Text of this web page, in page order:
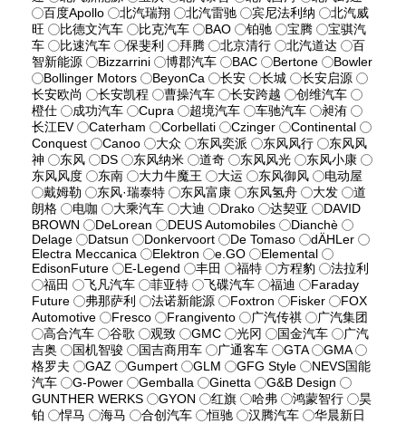
百度Apollo
北汽瑞翔 北汽雷驰 宾尼法利纳
北汽威
旺
比德文汽车 比克汽车 BAO 铂驰 宝腾
宝骐汽
车
比速汽车 保斐利 拜腾 北京清行 北汽道达
百
智新能源
Bizzarrini 博郡汽车 BAC Bertone
Bowler
Bollinger Motors
BeyonCa 长安 长城
长安启源
长安欧尚
长安凯程 曹操汽车 长安跨越
创维汽车
橙仕
成功汽车 Cupra 超境汽车 车驰汽车
昶洧
长江EV
Caterham Corbellati Czinger
Continental
Conquest
Canoo 大众 东风奕派 东风风行
东风风
神
东风 DS 东风纳米 道奇 东风风光
东风小康
东风风度
东南 大力牛魔王 大运 东风御风
电动屋
戴姆勒
东风·瑞泰特 东风富康 东风氢舟 大发
道
朗格
电咖 大乘汽车 大迪 Drako 达契亚
DAVID
BROWN
DeLorean DEUS Automobiles
Dianchè
Delage
Datsun Donkervoort De Tomaso
dÄHLer
Electra Meccanica
Elektron e.GO
Elemental
EdisonFuture
E-Legend 丰田 福特 方程豹
法拉利
福田
飞凡汽车 菲亚特 飞碟汽车 福迪
Faraday
Future
弗那萨利 法诺新能源 Foxtron Fisker
FOX
Automotive
Fresco Frangivento 广汽传祺
广汽集团
高合汽车
谷歌 观致 GMC 光冈 国金汽车
广汽
吉奥
国机智骏 国吉商用车 广通客车 GTA
GMA
格罗夫
GAZ Gumpert GLM GFG Style
NEVS国能
汽车
G-Power Gemballa Ginetta
G&B Design
GUNTHER WERKS
GYON 红旗 哈弗 鸿蒙智行
昊
铂
悍马 海马 合创汽车 恒驰 汉腾汽车
华晨新日